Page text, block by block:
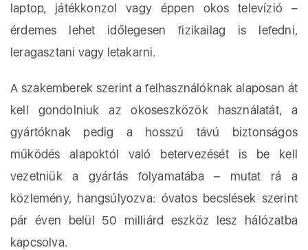
laptop, játékkonzol vagy éppen okos televízió –
érdemes lehet időlegesen fizikailag is lefedni,
leragasztani vagy letakarni.
A szakemberek szerint a felhasználóknak alaposan át
kell gondolniuk az okoseszközök használatát, a
gyártóknak pedig a hosszú távú biztonságos
működés alapoktól való betervezését is be kell
vezetniük a gyártás folyamatába – mutat rá a
közlemény, hangsúlyozva: óvatos becslések szerint
pár éven belül 50 milliárd eszköz lesz hálózatba
kapcsolva.